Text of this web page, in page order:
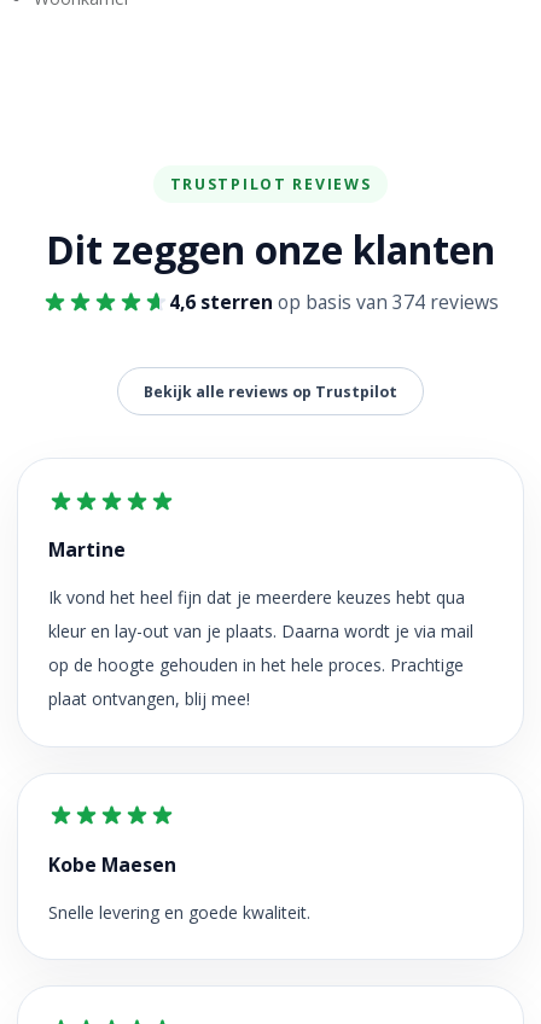
TRUSTPILOT REVIEWS
Dit zeggen onze klanten
4,6 sterren op basis van 374 reviews
Bekijk alle reviews op Trustpilot
Martine
Ik vond het heel fijn dat je meerdere keuzes hebt qua
kleur en lay-out van je plaats. Daarna wordt je via mail
op de hoogte gehouden in het hele proces. Prachtige
plaat ontvangen, blij mee!
Kobe Maesen
Snelle levering en goede kwaliteit.